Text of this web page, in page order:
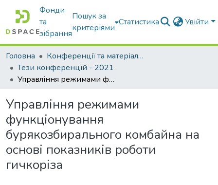
Фонди
та
зібрання
Пошук за
критеріями
Статистика Увійти
Головна
Конференції та матеріали конференцій
Тези конференцій - 2021
Управління режимами функціонування бурякозбирального комбайна на основі показників роботи гичкоріза
Управління режимами
функціонування
бурякозбирального комбайна на
основі показників роботи
гичкоріза